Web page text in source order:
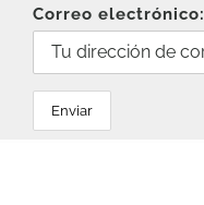
Correo electrónico: